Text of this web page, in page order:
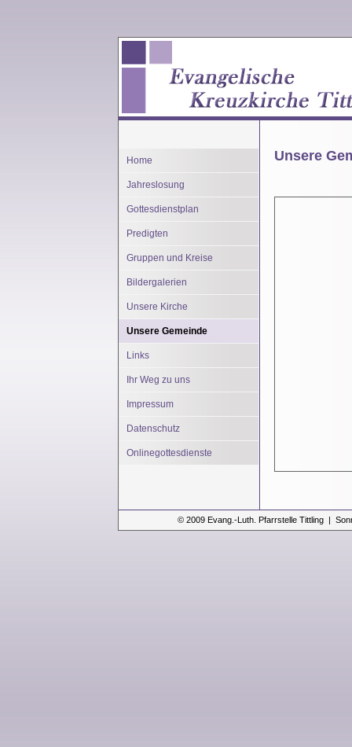
Home
Jahreslosung
Gottesdienstplan
Predigten
Gruppen und Kreise
Bildergalerien
Unsere Kirche
Unsere Gemeinde
Links
Ihr Weg zu uns
Impressum
Datenschutz
Onlinegottesdienste
Unsere
© 2009 Evang.-Luth. Pfarrstelle Tittling |